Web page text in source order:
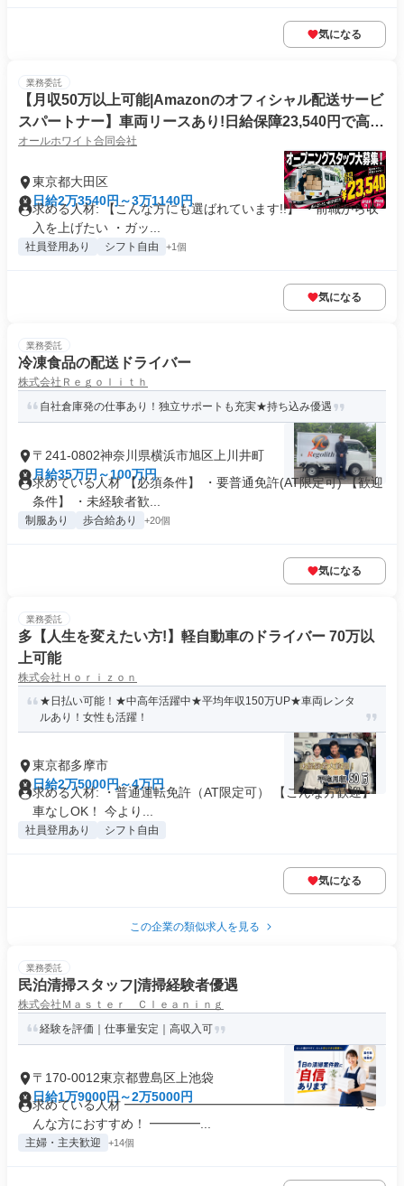
気になる
業務委託
【月収50万以上可能|Amazonのオフィシャル配送サービ
スパートナー】車両リースあり!日給保障23,540円で高収
入 |ロイヤリティなしでしっかり稼ぐ
オールホワイト合同会社
東京都大田区
日給2万3540円～3万1140円
求める人材: 【こんな方にも選ばれています!!】 ・前職から収
入を上げたい ・ガッ...
社員登用あり シフト自由 +1個
気になる
業務委託
冷凍食品の配送ドライバー
株式会社Ｒｅｇｏｌｉｔｈ
自社倉庫発の仕事あり！独立サポートも充実★持ち込み優遇
〒241-0802神奈川県横浜市旭区上川井町
月給35万円～100万円
求めている人材 【必須条件】 ・要普通免許(AT限定可) 【歓迎
条件】 ・未経験者歓...
制服あり 歩合給あり +20個
気になる
業務委託
多【人生を変えたい方!】軽自動車のドライバー 70万以
上可能
株式会社Ｈｏｒｉｚｏｎ
★日払い可能！★中高年活躍中★平均年収150万UP★車両レンタ
ルあり！女性も活躍！
東京都多摩市
日給2万5000円～4万円
求める人材: ・普通運転免許（AT限定可） 【こんな方歓迎】
車なしOK！ 今より...
社員登用あり シフト自由
気になる
この企業の類似求人を見る
業務委託
民泊清掃スタッフ|清掃経験者優遇
株式会社Ｍａｓｔｅｒ Ｃｌｅａｎｉｎｇ
経験を評価｜仕事量安定｜高収入可
〒170-0012東京都豊島区上池袋
日給1万9000円～2万5000円
求めている人材 ━━━━━━━━━━━━━━━━━━ ⭐こ
んな方におすすめ！ ━━━━...
主婦・主夫歓迎 +14個